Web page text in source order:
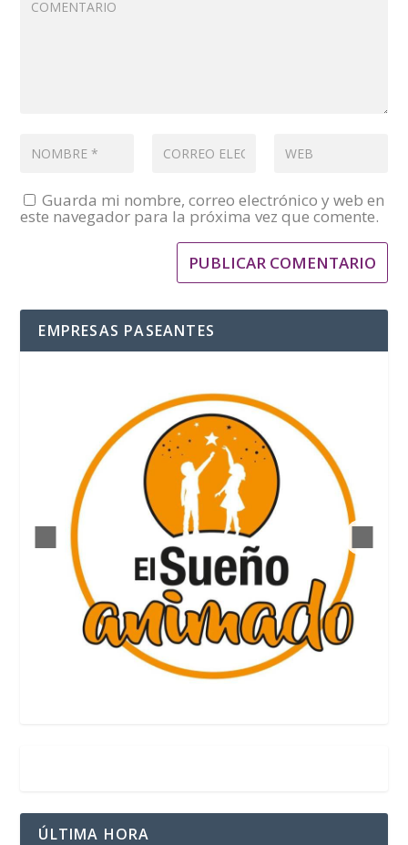
Guarda mi nombre, correo electrónico y web en
este navegador para la próxima vez que comente.
EMPRESAS PASEANTES
ÚLTIMA HORA